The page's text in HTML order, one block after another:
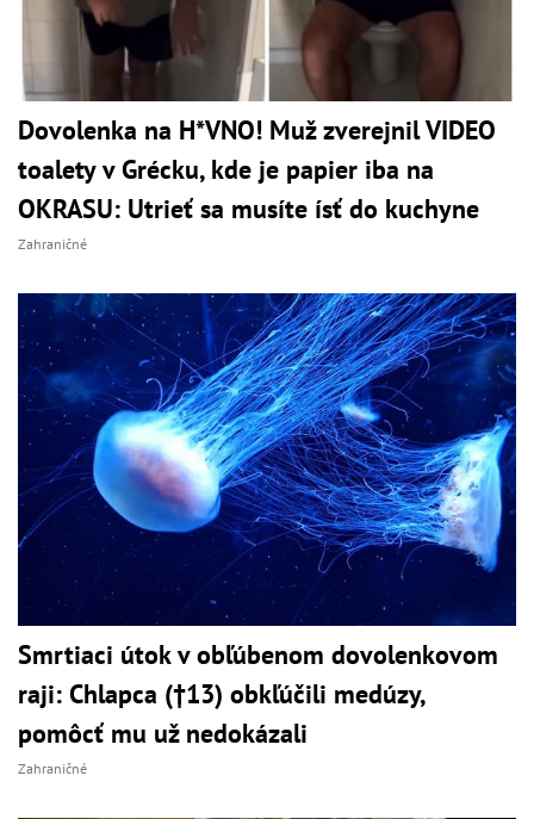
Dovolenka na H*VNO! Muž zverejnil VIDEO
toalety v Grécku, kde je papier iba na
OKRASU: Utrieť sa musíte ísť do kuchyne
Zahraničné
Smrtiaci útok v obľúbenom dovolenkovom
raji: Chlapca (†13) obkľúčili medúzy,
pomôcť mu už nedokázali
Zahraničné